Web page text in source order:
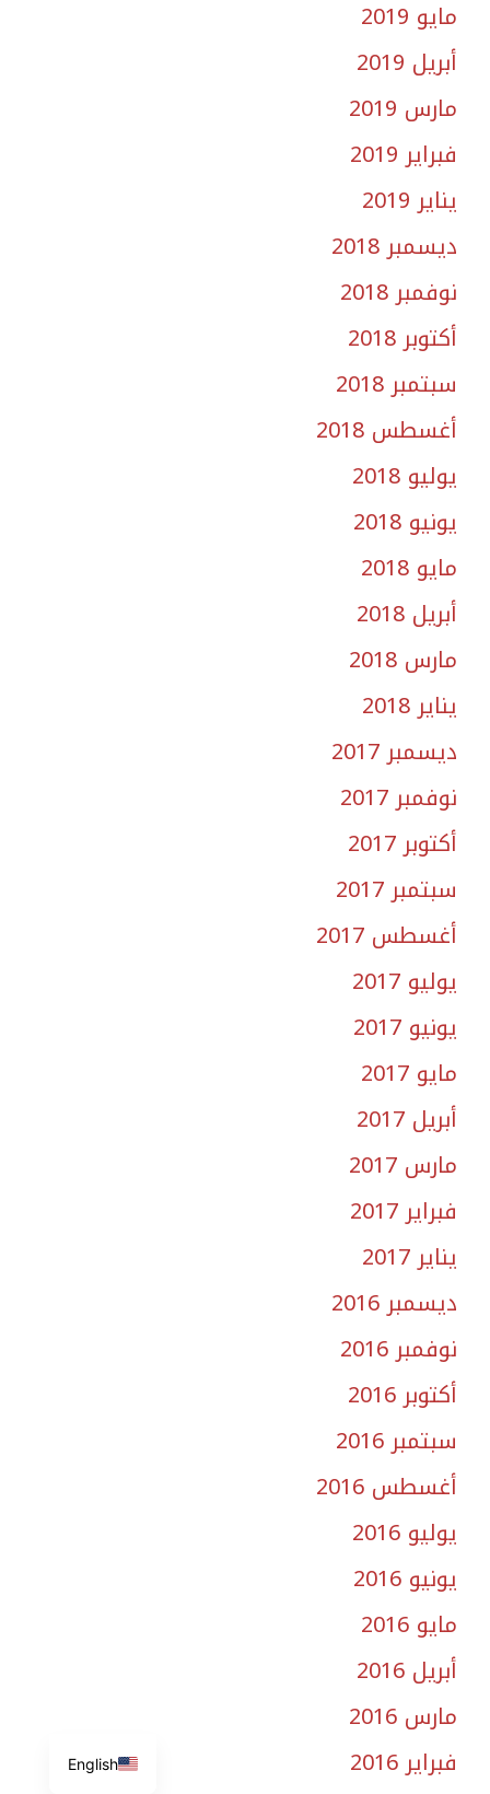
مايو 2019
أبريل 2019
مارس 2019
فبراير 2019
يناير 2019
ديسمبر 2018
نوفمبر 2018
أكتوبر 2018
سبتمبر 2018
أغسطس 2018
يوليو 2018
يونيو 2018
مايو 2018
أبريل 2018
مارس 2018
يناير 2018
ديسمبر 2017
نوفمبر 2017
أكتوبر 2017
سبتمبر 2017
أغسطس 2017
يوليو 2017
يونيو 2017
مايو 2017
أبريل 2017
مارس 2017
فبراير 2017
يناير 2017
ديسمبر 2016
نوفمبر 2016
أكتوبر 2016
سبتمبر 2016
أغسطس 2016
يوليو 2016
يونيو 2016
مايو 2016
أبريل 2016
مارس 2016
فبراير 2016
English